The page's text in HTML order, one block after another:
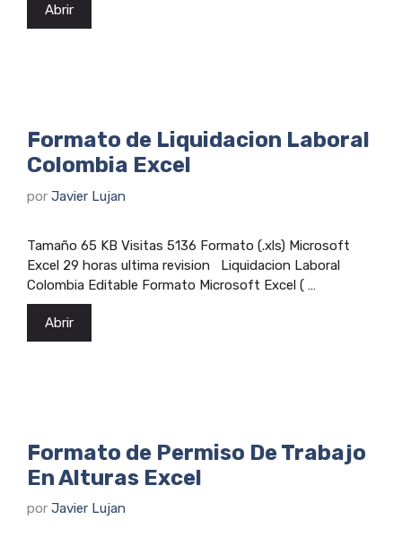
Abrir
Formato de Liquidacion Laboral
Colombia Excel
por Javier Lujan
Tamaño 65 KB Visitas 5136 Formato (.xls) Microsoft
Excel 29 horas ultima revision Liquidacion Laboral
Colombia Editable Formato Microsoft Excel ( …
Abrir
Formato de Permiso De Trabajo
En Alturas Excel
por Javier Lujan